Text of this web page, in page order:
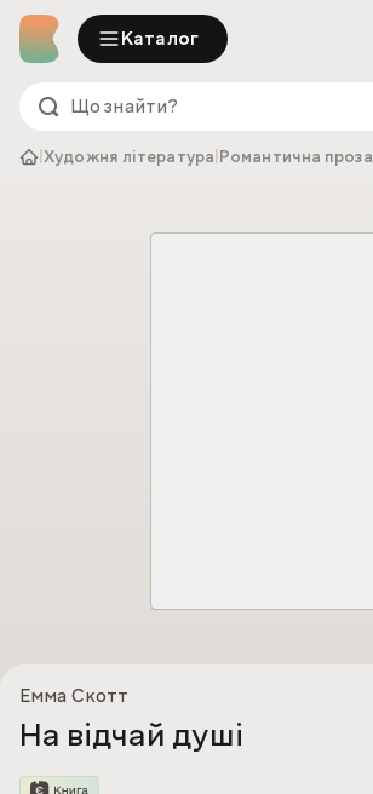
Каталог
|Художня література Романтична проза
Емма Скотт
На відчай душі